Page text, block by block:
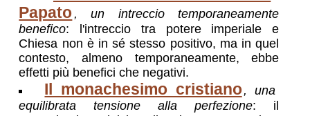
Papato , un intreccio temporaneamente
benefico: l'intreccio tra potere imperiale e
Chiesa non è in sé stesso positivo, ma in quel
contesto, almeno temporaneamente, ebbe
effetti più benefici che negativi.
Il monachesimo cristiano, una
equilibrata tensione alla perfezione: il